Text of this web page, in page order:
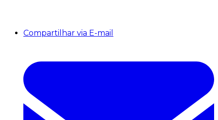
Compartilhar via E-mail